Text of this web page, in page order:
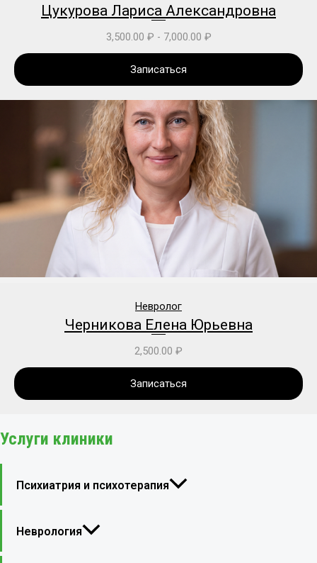
Цукурова Лариса Александровна
3,500.00 ₽ - 7,000.00 ₽
Записаться
Невролог
Черникова Елена Юрьевна
2,500.00 ₽
Записаться
Услуги клиники
Психиатрия и психотерапия
Неврология